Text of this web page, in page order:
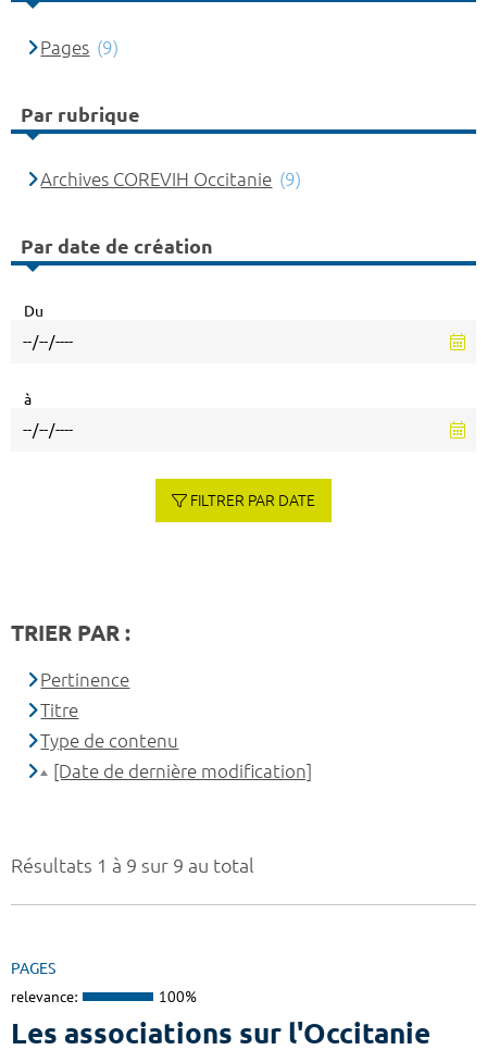
Résultats 1 à 9 sur 9 au total
PAGES
relevance: 100%
Les associations sur l'Occitanie
Pages (9)
Par rubrique
Archives COREVIH Occitanie (9)
Par date de création
Du
à
FILTRER PAR DATE
TRIER PAR :
Pertinence
Titre
Type de contenu
[Date de dernière modification]